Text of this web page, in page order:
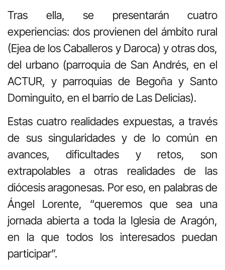
Tras ella, se presentarán cuatro
experiencias: dos provienen del ámbito rural
(Ejea de los Caballeros y Daroca) y otras dos,
del urbano (parroquia de San Andrés, en el
ACTUR, y parroquias de Begoña y Santo
Dominguito, en el barrio de Las Delicias).
Estas cuatro realidades expuestas, a través
de sus singularidades y de lo común en
avances, dificultades y retos, son
extrapolables a otras realidades de las
diócesis aragonesas. Por eso, en palabras de
Ángel Lorente, “queremos que sea una
jornada abierta a toda la Iglesia de Aragón,
en la que todos los interesados puedan
participar”.